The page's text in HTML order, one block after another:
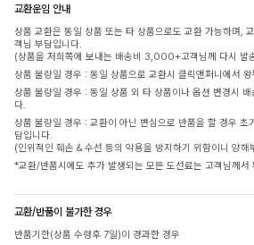
교환운임 안내
상품 교환은 동일 상품 또는 타 상품으로도 교환 가능하며,
객님 부담입니다.
(상품을 저희쪽에 보내는 배송비 3,000+고객님께 다시
상품 불량일 경우 : 동일 상품으로 교환시 클릭앤퍼니에서
상품 불량일 경우 : 동일 상품 외 타 상품이나 옵션 변경시
다.
상품 불량일 경우 : 교환이 아닌 변심으로 반품을 할 경우
담입니다.
(인위적인 훼손 & 수선 등의 악용을 방지하기 위함이니 양해
*교환/반품시에도 추가 발생되는 모든 도선료는 고객님께서
교환/반품이 불가한 경우
반품기한(상품 수령후 7일)이 경과한 경우